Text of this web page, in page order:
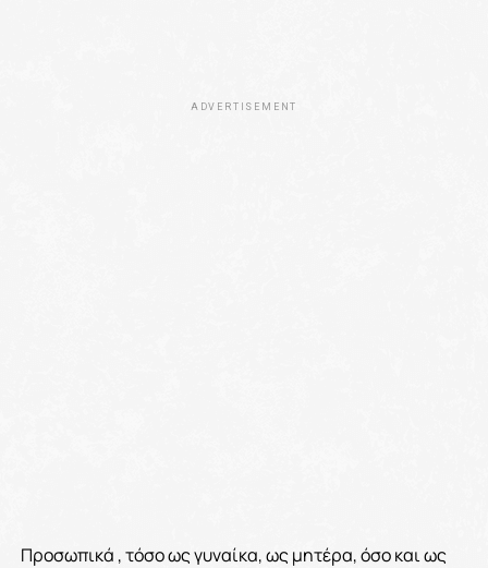
ADVERTISEMENT
Προσωπικά , τόσο ως γυναίκα, ως μητέρα, όσο και ως